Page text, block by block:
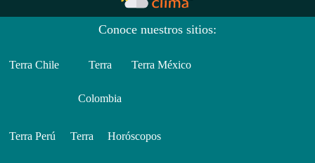
Conoce nuestros sitios:
Terra Chile Terra
Colombia
Terra México
Terra Perú Terra Horóscopos